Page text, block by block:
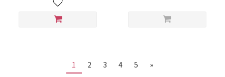
1 2 3 4 5 »